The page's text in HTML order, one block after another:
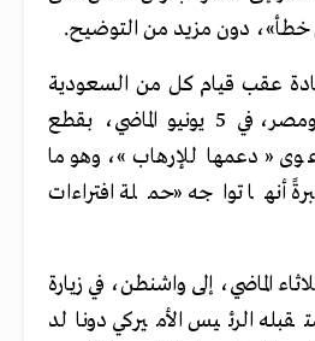
خطأ»، دون مزيد من التوضيح.
عقب قيام كل من السعودية
والإمارات والبحرين ومصر، في 5 يونيو الماضي، بقطع
«دعمها للإرهاب»، وهو ما
أنها تواجه «حملة افتراءات
الماضي، إلى واشنطن، في زيارة
الرئيس الأميركي دونالد